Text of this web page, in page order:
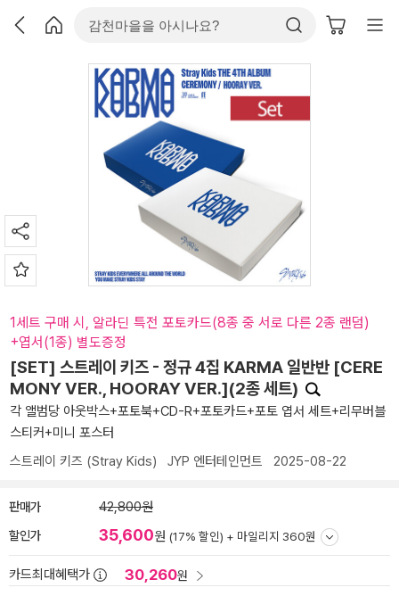
1세트 구매 시, 알라딘 특전 포토카드(8종 중 서로 다른 2종 랜덤)
+엽서(1종) 별도증정
[SET] 스트레이 키즈 - 정규 4집 KARMA 일반반 [CERE
MONY VER., HOORAY VER.](2종 세트)
각 앨범당 아웃박스+포토북+CD-R+포토카드+포토 엽서 세트+리무버블
스티커+미니 포스터
스트레이 키즈 (Stray Kids)
JYP 엔터테인먼트 2025-08-22
판매가 42,800원
할인가 35,600원 (17% 할인) + 마일리지 360원
카드최대혜택가 30,260원